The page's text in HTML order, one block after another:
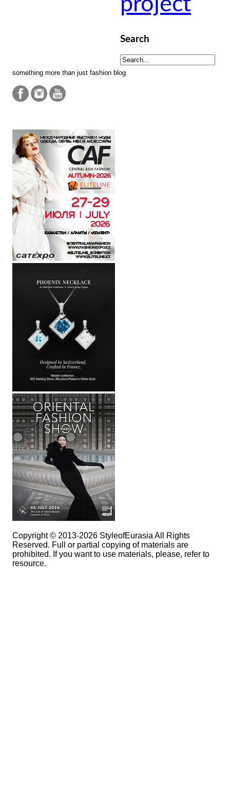
Search
something more than just fashion blog
Copyright © 2013-2026 StyleofEurasia All Rights
Reserved. Full or partial copying of materials are
prohibited. If you want to use materials, please, refer to
resource.